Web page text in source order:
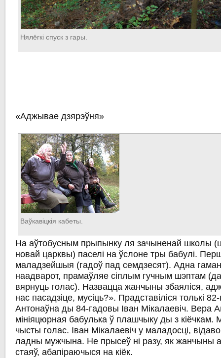
Нялёгкі спуск з гары.
«Аджывае дзярэўня»
Ваўкавіцкія кабеты.
На аўтобусным прыпынку ля зачыненай школы
новай царквы) паселі на ўслоне тры бабулі.
маладзейшыя (гадоў пад семдзесят). Адна
наадварот, прамаўляе сіплым гучным шэптам
вярнуць голас). Назвацца жанчыны збаяліся,
нас пасадзіце, мусіць?». Прадставіліся толькі
Антонаўна ды 84-гадовы Іван Мікалаевіч. Вера
мініяцюрная бабулька ў плашчыку ды з
чысты голас. Іван Мікалаевіч у маладосці,
ладны мужчына. Не прысеў ні разу, як жанчыны
стаяў, абапіраючыся на кіёк.